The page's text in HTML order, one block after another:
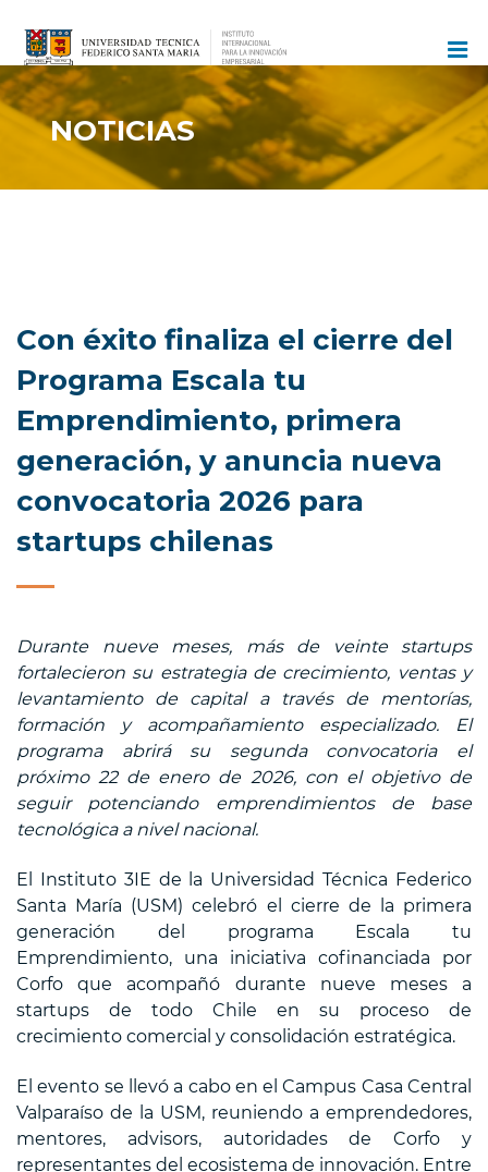
contenido
NOTICIAS
Con éxito finaliza el cierre del
Programa Escala tu
Emprendimiento, primera
generación, y anuncia nueva
convocatoria 2026 para
startups chilenas
Durante nueve meses, más de veinte startups
fortalecieron su estrategia de crecimiento, ventas y
levantamiento de capital a través de mentorías,
formación y acompañamiento especializado. El
programa abrirá su segunda convocatoria el
próximo 22 de enero de 2026, con el objetivo de
seguir potenciando emprendimientos de base
tecnológica a nivel nacional.
El Instituto 3IE de la Universidad Técnica Federico
Santa María (USM) celebró el cierre de la primera
generación del programa Escala tu
Emprendimiento, una iniciativa cofinanciada por
Corfo que acompañó durante nueve meses a
startups de todo Chile en su proceso de
crecimiento comercial y consolidación estratégica.
El evento se llevó a cabo en el Campus Casa Central
Valparaíso de la USM, reuniendo a emprendedores,
mentores, advisors, autoridades de Corfo y
representantes del ecosistema de innovación. Entre